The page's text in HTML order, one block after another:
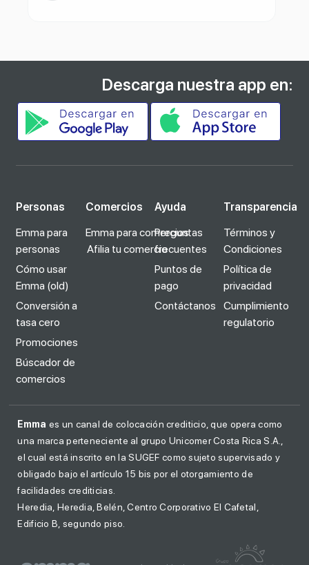
Descarga nuestra app en:
Personas
Emma para
personas
Cómo usar
Emma (old)
Conversión a
tasa cero
Promociones
Búscador de
comercios
Comercios
Emma para comercios
Afilia tu comercio
Ayuda
Preguntas
frecuentes
Puntos de
pago
Contáctanos
Transparencia
Términos y
Condiciones
Política de
privacidad
Cumplimiento
regulatorio
Emma es un canal de colocación crediticio, que opera como
una marca perteneciente al grupo Unicomer Costa Rica S.A.,
el cual está inscrito en la SUGEF como sujeto supervisado y
obligado bajo el artículo 15 bis por el otorgamiento de
facilidades crediticias.
Heredia, Heredia, Belén, Centro Corporativo El Cafetal,
Edificio B, segundo piso.